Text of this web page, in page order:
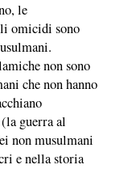
le
omicidi sono
non sono
che non hanno
guerra al
non musulmani
e nella storia